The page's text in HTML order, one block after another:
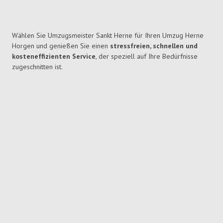
Wählen Sie Umzugsmeister Sankt Herne für Ihren Umzug Herne
Horgen und genießen Sie einen stressfreien, schnellen und
kosteneffizienten Service, der speziell auf Ihre Bedürfnisse
zugeschnitten ist.